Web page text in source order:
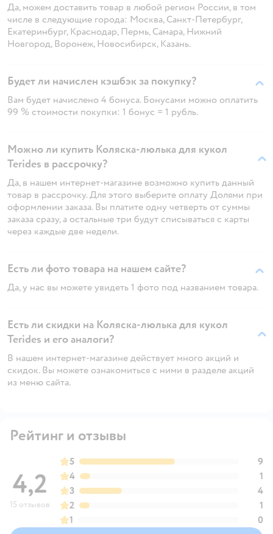
Да, можем доставить товар в любой регион России, в том
числе в следующие города: Москва, Санкт-Петербург,
Екатеринбург, Краснодар, Пермь, Самара, Нижний
Новгород, Воронеж, Новосибирск, Казань.
Будет ли начислен кэшбэк за покупку?
Вам будет начислено 4 бонуса. Бонусами можно оплатить
99 % стоимости покупки: 1 бонус = 1 рубль.
Можно ли купить Коляска-люлька для кукол
Terides в рассрочку?
Да, в нашем интернет-магазине возможно купить данный
товар в рассрочку. Для этого выберите оплату Долями при
оформлении заказа. Вы платите одну четверть от суммы
заказа сразу, а остальные три будут списываться с карты
через каждые две недели.
Есть ли фото товара на нашем сайте?
Да, у нас вы можете увидеть 1 фото под названием товара.
Есть ли скидки на Коляска-люлька для кукол
Terides и его аналоги?
В нашем интернет-магазине действует много акций и
скидок. Вы можете ознакомиться с ними в разделе акций
из меню сайта.
Рейтинг и отзывы
4,2
15 отзывов
5
9
4
1
3
4
2
1
1
0